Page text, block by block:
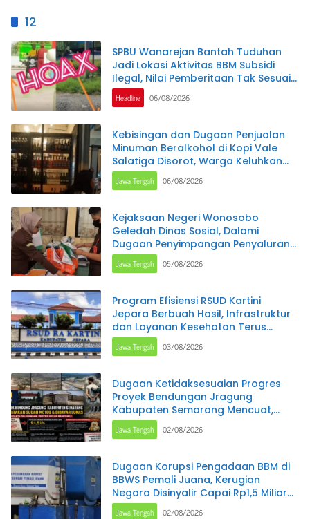
12
SPBU Wanarejan Bantah Tuduhan
Jadi Lokasi Aktivitas BBM Subsidi
Ilegal, Nilai Pemberitaan Tak Sesuai
Kode Etik Jurnalistik dan
Pertimbangkan Jalur Hukum
Headline 06/08/2026
Kebisingan dan Dugaan Penjualan
Minuman Beralkohol di Kopi Vale
Salatiga Disorot, Warga Keluhkan
Gangguan hingga Larut Malam
Jawa Tengah 06/08/2026
Kejaksaan Negeri Wonosobo
Geledah Dinas Sosial, Dalami
Dugaan Penyimpangan Penyaluran
Program PKH
Jawa Tengah 05/08/2026
Program Efisiensi RSUD Kartini
Jepara Berbuah Hasil, Infrastruktur
dan Layanan Kesehatan Terus
Ditingkatkan
Jawa Tengah 03/08/2026
Dugaan Ketidaksesuaian Progres
Proyek Bendungan Jragung
Kabupaten Semarang Mencuat,
Administrasi Disebut MC 100 Persen,
Pantauan Lapangan Diperkirakan
Jawa Tengah 02/08/2026
Dugaan Korupsi Pengadaan BBM di
BBWS Pemali Juana, Kerugian
Negara Disinyalir Capai Rp1,5 Miliar
per Bulan
Jawa Tengah 02/08/2026